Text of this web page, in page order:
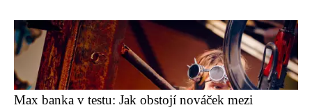
Max banka v testu: Jak obstojí nováček mezi